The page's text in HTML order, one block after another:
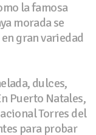
la famosa
morada se
gran variedad
dulces,
Puerto Natales,
Torres del
para probar